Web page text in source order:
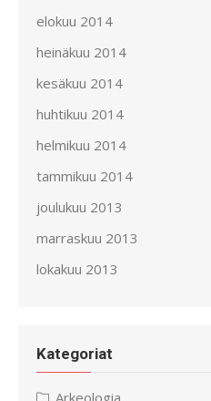
elokuu 2014
heinäkuu 2014
kesäkuu 2014
huhtikuu 2014
helmikuu 2014
tammikuu 2014
joulukuu 2013
marraskuu 2013
lokakuu 2013
Kategoriat
Arkeologia